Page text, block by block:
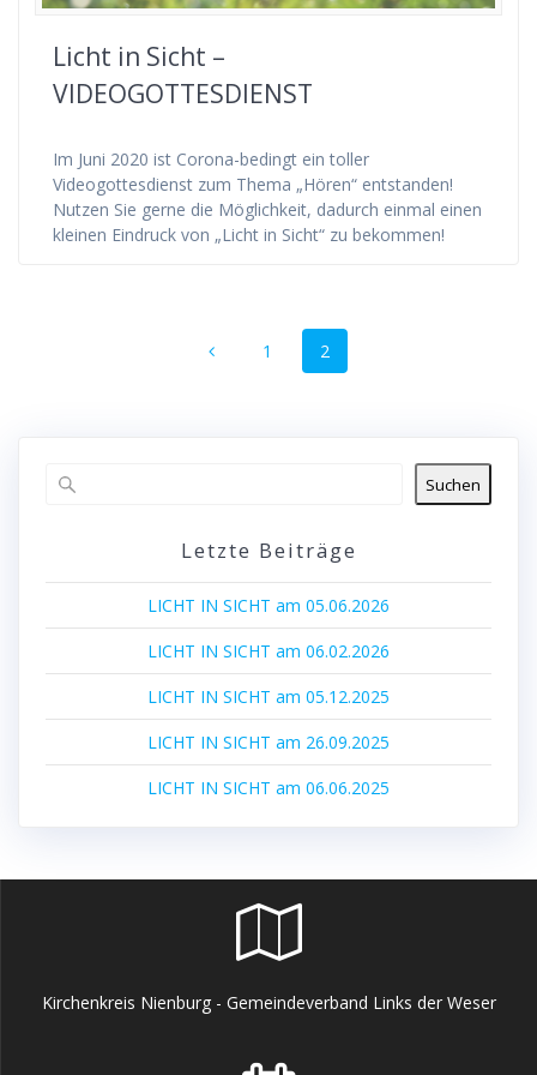
Licht in Sicht –
VIDEOGOTTESDIENST
Im Juni 2020 ist Corona-bedingt ein toller
Videogottesdienst zum Thema „Hören“ entstanden!
Nutzen Sie gerne die Möglichkeit, dadurch einmal einen
kleinen Eindruck von „Licht in Sicht“ zu bekommen!
Beitragsnavigation
Seite
1 Seite
2
Suchen
Letzte Beiträge
LICHT IN SICHT am 05.06.2026
LICHT IN SICHT am 06.02.2026
LICHT IN SICHT am 05.12.2025
LICHT IN SICHT am 26.09.2025
LICHT IN SICHT am 06.06.2025
Kirchenkreis Nienburg - Gemeindeverband Links der Weser